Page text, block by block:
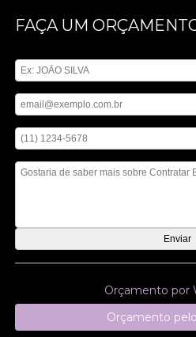
FAÇA UM
Orçamento por
Orçamento